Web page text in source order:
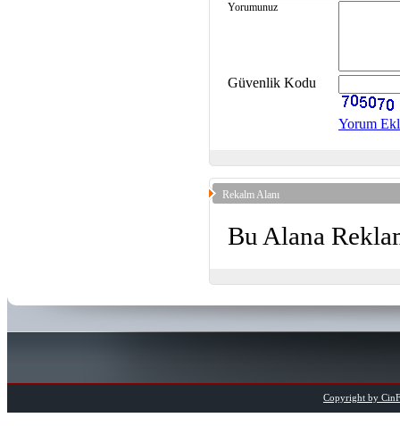
Yorumunuz
Güvenlik Kodu
Yorum
Rekalm Alanı
Bu Alana
Copyright by